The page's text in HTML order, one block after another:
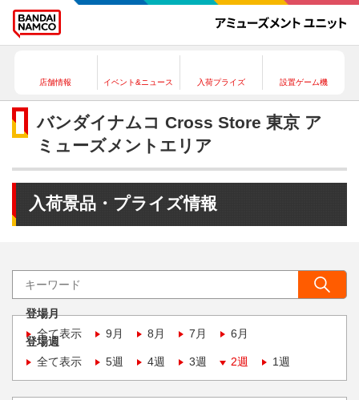
店舗情報 イベント&ニュース 入荷プライズ 設置ゲーム機
バンダイナムコ Cross Store 東京 ア
ミューズメントエリア
入荷景品・プライズ情報
登場月
全て表示
9月 8月 7月 6月
登場週
全て表示
5週 4週 3週 2週 1週